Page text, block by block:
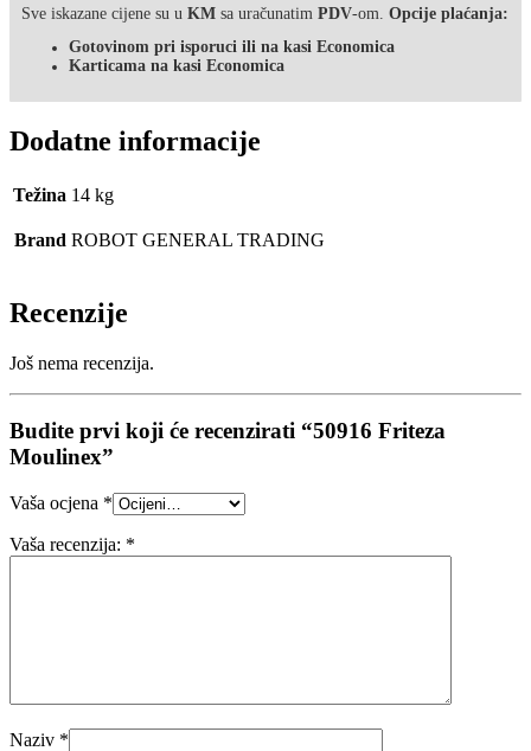
Sve iskazane cijene su u KM sa uračunatim PDV-om. Opcije plaćanja:
Gotovinom pri isporuci ili na kasi Economica
Karticama na kasi Economica
Dodatne informacije
Težina 14 kg
Brand ROBOT GENERAL TRADING
Recenzije
Još nema recenzija.
Budite prvi koji će recenzirati “50916 Friteza
Moulinex”
Vaša ocjena *
Vaša recenzija: *
Naziv *